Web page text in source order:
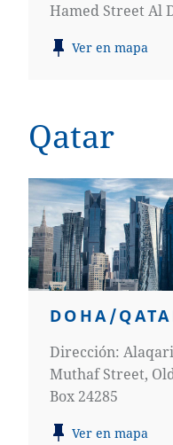
Hamed Street Al
Ver en mapa
Qatar
DOHA/
Dirección:
Muthaf Street,
Box 24285
Ver en mapa